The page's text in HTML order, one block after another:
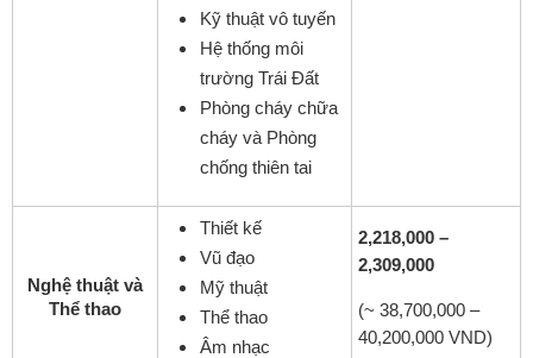
Kỹ thuật vô tuyến
Hệ thống môi
trường Trái Đất
Phòng cháy chữa
cháy và Phòng
chống thiên tai
Nghệ thuật và
Thể thao
Thiết kế
Vũ đạo
Mỹ thuật
Thể thao
Âm nhạc
2,218,000 –
2,309,000
(~ 38,700,000 –
40,200,000 VND)